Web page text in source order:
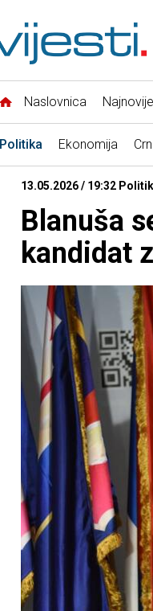
Naslovnica Najnovije
Politika Ekonomija
13.05.2026 / 19:32
Blanuša
kandidat